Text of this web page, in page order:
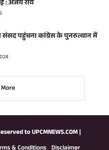
: अजय राय
संसद पहुंचना कांग्रेस के पुनरुत्थान में
toUPCMNEWS.COM|